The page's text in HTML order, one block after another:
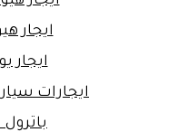
ايجار
ايجار
ايجارات
باترول